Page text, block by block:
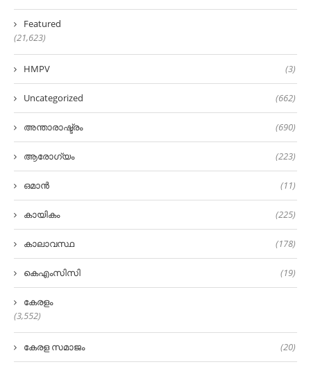
Featured
(21,623)
HMPV (3)
Uncategorized (662)
അന്താരാഷ്ട്രം (690)
ആരോഗ്യം (223)
ഒമാൻ (11)
കായികം (225)
കാലാവസ്ഥ (178)
കെഎംസിസി (19)
കേരളം
(3,552)
കേരള സമാജം (20)